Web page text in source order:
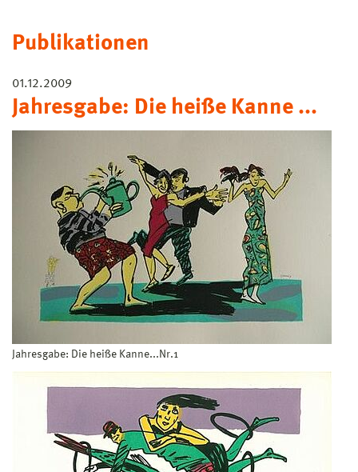
Publikationen
01.12.2009
Jahresgabe: Die heiße Kanne ...
Jahresgabe: Die heiße Kanne...Nr.1